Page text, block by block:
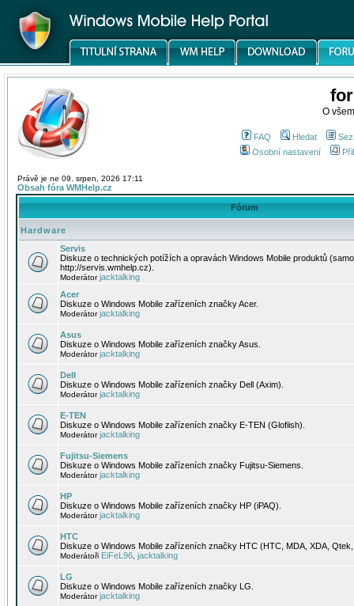
O
FAQ Hledat
Osobní nastavení
Právě je ne 09. srpen, 2026 17:11
Obsah fóra WMHelp.cz
Fórum
Hardware
Servis
Diskuze o technických potížích a opravách Windows Mobile produktů
http://servis.wmhelp.cz).
Moderátorjacktalking
Acer
Diskuze o Windows Mobile zařízeních značky Acer.
Moderátorjacktalking
Asus
Diskuze o Windows Mobile zařízeních značky Asus.
Moderátorjacktalking
Dell
Diskuze o Windows Mobile zařízeních značky Dell (Axim).
Moderátorjacktalking
E-TEN
Diskuze o Windows Mobile zařízeních značky E-TEN (Glofiish).
Moderátorjacktalking
Fujitsu-Siemens
Diskuze o Windows Mobile zařízeních značky Fujitsu-Siemens.
Moderátorjacktalking
HP
Diskuze o Windows Mobile zařízeních značky HP (iPAQ).
Moderátorjacktalking
HTC
Diskuze o Windows Mobile zařízeních značky HTC (HTC, MDA, XDA,
Moderátoři EiFeL96 jacktalking
LG
Diskuze o Windows Mobile zařízeních značky LG.
Moderátorjacktalking